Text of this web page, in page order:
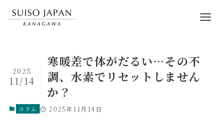
寒暖差で体がだるい…その不
調、水素でリセットしません
か？
2025
11/14
コラム 2025年11月14日